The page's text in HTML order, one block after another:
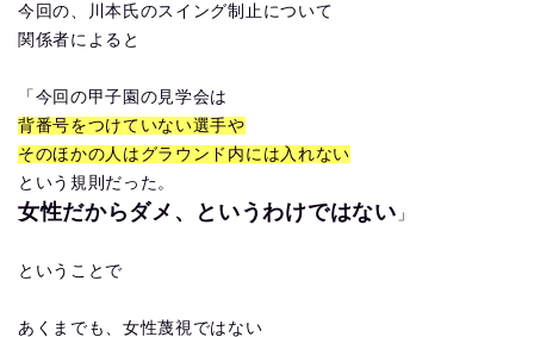
今回の、川本氏のスイング制止について
関係者によると
「今回の甲子園の見学会は
背番号をつけていない選手や
そのほかの人はグラウンド内には入れない
という規則だった。
女性だからダメ、というわけではない 」
ということで
あくまでも、女性蔑視ではない